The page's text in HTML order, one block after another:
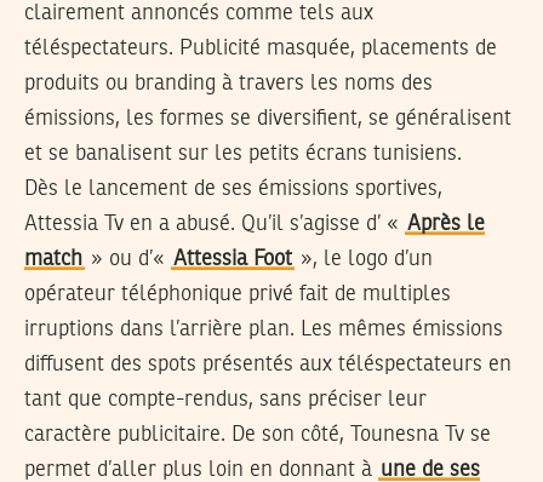
clairement annoncés comme tels aux
téléspectateurs. Publicité masquée, placements de
produits ou branding à travers les noms des
émissions, les formes se diversifient, se généralisent
et se banalisent sur les petits écrans tunisiens.
Dès le lancement de ses émissions sportives,
Attessia Tv en a abusé. Qu’il s’agisse d’ « Après le
match » ou d’« Attessia Foot », le logo d’un
opérateur téléphonique privé fait de multiples
irruptions dans l’arrière plan. Les mêmes émissions
diffusent des spots présentés aux téléspectateurs en
tant que compte-rendus, sans préciser leur
caractère publicitaire. De son côté, Tounesna Tv se
permet d’aller plus loin en donnant à une de ses